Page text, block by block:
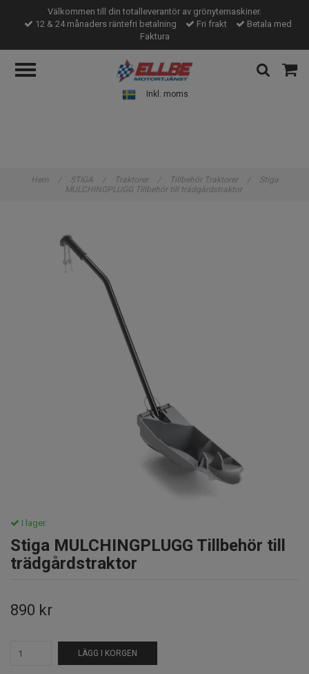
Välkommen till din totalleverantör av grönytemaskiner.
12 & 24 månaders räntefri betalning
Fri frakt
Betala med
Faktura
Inkl. moms
Hem / STIGA / Traktorer / Tillbehör Traktorer /
Stiga
MULCHINGPLUGG Tillbehör till trädgårdstraktor
I lager.
Stiga MULCHINGPLUGG Tillbehör till
trädgårdstraktor
890 kr
LÄGG I KORGEN